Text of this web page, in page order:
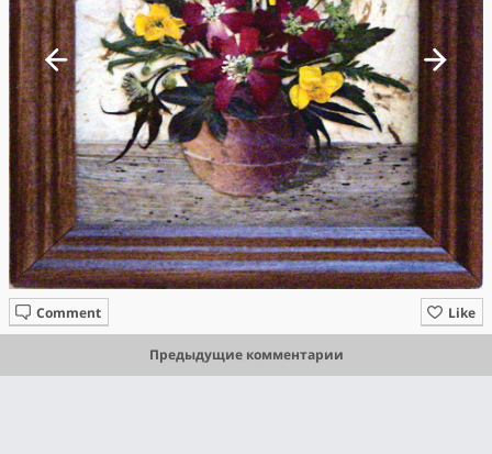
Like
Comment
Предыдущие комментарии